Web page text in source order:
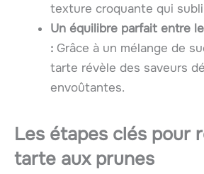
texture croquante qui
Un équilibre parfait entre
: Grâce à un mélange de
tarte révèle des saveurs
envoûtantes.
Les étapes clés pour
tarte aux prunes